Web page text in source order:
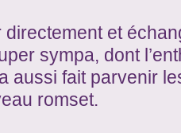
et
sympa, dont
aussi fait parvenir
romset.